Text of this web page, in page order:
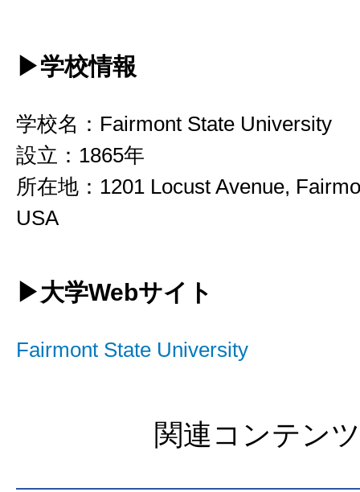
▶学校情報
学校名：Fairmont State University
設立：1865年
所在地：1201 Locust Avenue,
USA
▶大学Webサイト
Fairmont State University
関連コンテンツ